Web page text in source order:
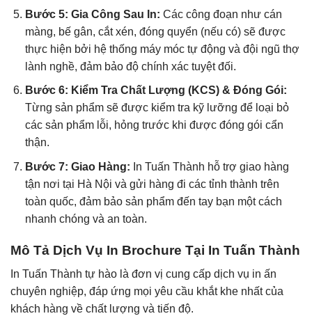
Bước 5: Gia Công Sau In: Các công đoạn như cán
màng, bế gân, cắt xén, đóng quyển (nếu có) sẽ được
thực hiện bởi hệ thống máy móc tự động và đội ngũ thợ
lành nghề, đảm bảo độ chính xác tuyệt đối.
Bước 6: Kiểm Tra Chất Lượng (KCS) & Đóng Gói:
Từng sản phẩm sẽ được kiểm tra kỹ lưỡng để loại bỏ
các sản phẩm lỗi, hỏng trước khi được đóng gói cẩn
thận.
Bước 7: Giao Hàng: In Tuấn Thành hỗ trợ giao hàng
tận nơi tại Hà Nội và gửi hàng đi các tỉnh thành trên
toàn quốc, đảm bảo sản phẩm đến tay bạn một cách
nhanh chóng và an toàn.
Mô Tả Dịch Vụ In Brochure Tại In Tuấn Thành
In Tuấn Thành tự hào là đơn vị cung cấp dịch vụ in ấn
chuyên nghiệp, đáp ứng mọi yêu cầu khắt khe nhất của
khách hàng về chất lượng và tiến độ.